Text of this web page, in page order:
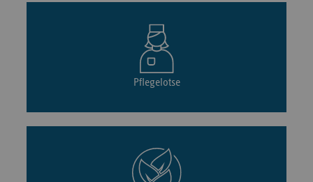
Pflegelotse